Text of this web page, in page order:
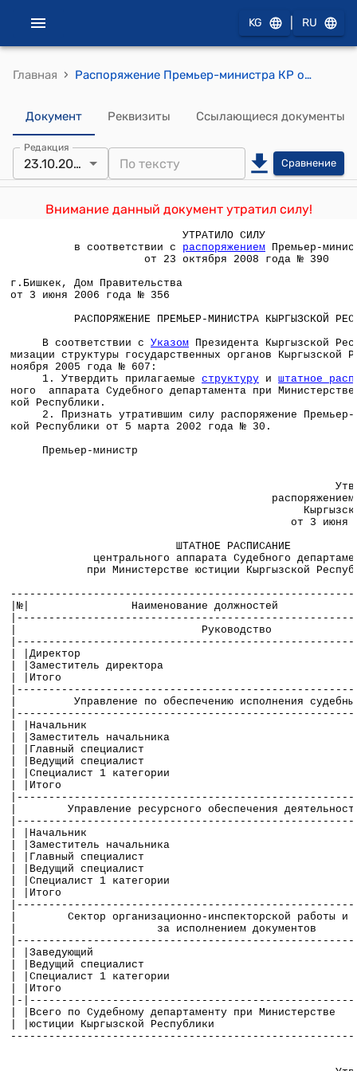
KG RU
Главная › Распоряжение Премьер-министра КР от 3 июня 2006 года № 356 (Об утверждении структуры и штатного расписания центрального аппарата Судебного департамента при Министерстве юстиции Кыргызской Республики)
Документ Реквизиты Ссылающиеся документы
Редакция
23.10.2008 Сравнение
Внимание данный документ утратил силу!